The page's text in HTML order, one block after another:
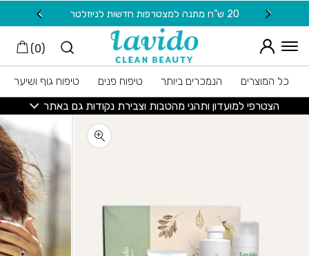
Skip to Content
20 ש"ח מתנה למצטרפות חדשות לניוזלטר
(
0
)
כל המוצרים הנמכרים ביותר טיפוח פנים
טיפוח גוף ושיער
הצטרפי למועדון ותהני מהטבות וצבירת נקודות גם באתר
בחזרה למעלה